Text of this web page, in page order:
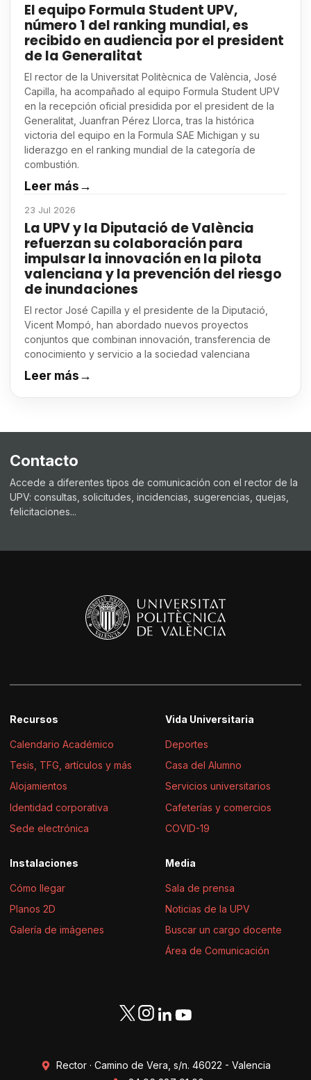
El equipo Formula Student UPV,
número 1 del ranking mundial, es
recibido en audiencia por el president
de la Generalitat
El rector de la Universitat Politècnica de València, José
Capilla, ha acompañado al equipo Formula Student UPV
en la recepción oficial presidida por el president de la
Generalitat, Juanfran Pérez Llorca, tras la histórica
victoria del equipo en la Formula SAE Michigan y su
liderazgo en el ranking mundial de la categoría de
combustión.
Leer más→
23 Jul 2026
La UPV y la Diputació de València
refuerzan su colaboración para
impulsar la innovación en la pilota
valenciana y la prevención del riesgo
de inundaciones
El rector José Capilla y el presidente de la Diputació,
Vicent Mompó, han abordado nuevos proyectos
conjuntos que combinan innovación, transferencia de
conocimiento y servicio a la sociedad valenciana
Leer más→
Contacto
Accede a diferentes tipos de comunicación con el rector de la
UPV: consultas, solicitudes, incidencias, sugerencias, quejas,
felicitaciones...
Recursos
Calendario Académico
Tesis, TFG, artículos y más
Alojamientos
Identidad corporativa
Sede electrónica
Vida Universitaria
Deportes
Casa del Alumno
Servicios universitarios
Cafeterías y comercios
COVID-19
Instalaciones
Cómo llegar
Planos 2D
Galería de imágenes
Media
Sala de prensa
Noticias de la UPV
Buscar un cargo docente
Área de Comunicación
Rector · Camino de Vera, s/n. 46022 - Valencia